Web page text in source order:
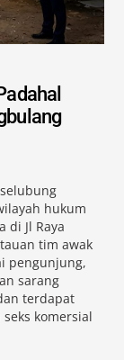
hukum
di Jl Raya
tim awak
pengunjung,
sarang
terdapat
komersial